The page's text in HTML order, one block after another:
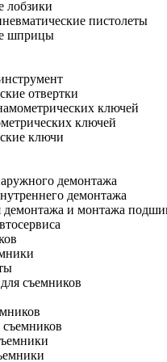
лобзики
пистолеты
шприцы
отвертки
ключей
ключей
ключи
демонтажа
демонтажа
демонтажа и монтажа
съемников